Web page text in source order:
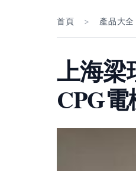
首頁 > 產品大全
上海梁
CPG